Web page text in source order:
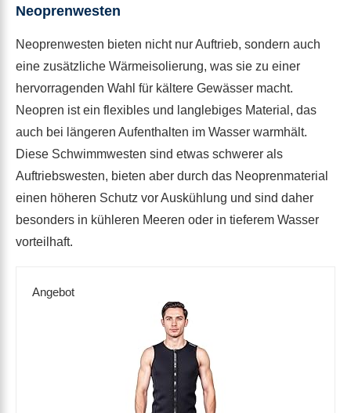
Neoprenwesten
Neoprenwesten bieten nicht nur Auftrieb, sondern auch
eine zusätzliche Wärmeisolierung, was sie zu einer
hervorragenden Wahl für kältere Gewässer macht.
Neopren ist ein flexibles und langlebiges Material, das
auch bei längeren Aufenthalten im Wasser warmhält.
Diese Schwimmwesten sind etwas schwerer als
Auftriebswesten, bieten aber durch das Neoprenmaterial
einen höheren Schutz vor Auskühlung und sind daher
besonders in kühleren Meeren oder in tieferem Wasser
vorteilhaft.
Angebot